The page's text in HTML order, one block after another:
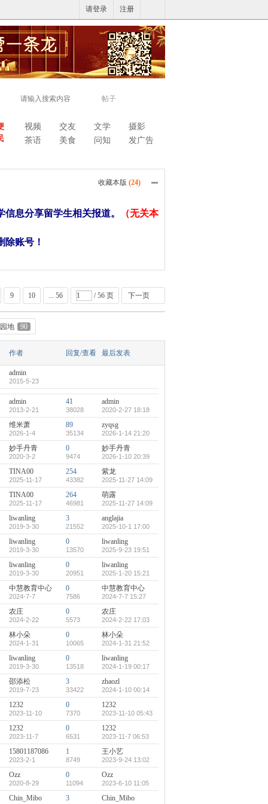
请登录 注册
帖子
视频 交友 文学
摄影
茶语
美食 问知 发广告
收藏本版 (24)
息分享留学生相关报道。 （无关本
账号！
9 10 ... 56 / 56 页 下一页
地 90
作者 回复/查看 最后发表
admin
2015-5-23
admin
2013-2-21
41
38028
admin
2020-2-27 18:18
维米萧
2026-1-4
89
35134
zyqsg
2026-1-14 21:20
妙手丹青
2020-3-2
0
9474
妙手丹青
2026-1-10 20:39
TINA00
2025-11-17
254
43382
紫龙
2025-11-27 14:09
TINA00
2025-11-17
264
46981
萌露
2025-11-27 14:09
liwanling
2019-3-30
3
21552
anglajia
2025-10-1 17:00
liwanling
2019-3-30
0
13570
liwanling
2025-9-23 19:51
liwanling
2019-3-30
0
20951
liwanling
2025-1-20 15:21
中慧教育中心
2024-7-7
0
7586
中慧教育中心
2024-7-7 15:27
农庄
2024-2-22
0
5573
农庄
2024-2-22 17:03
林小朵
2024-1-31
0
10065
林小朵
2024-1-31 21:52
liwanling
2019-3-30
0
13518
liwanling
2024-1-19 00:17
邵添松
2019-7-23
3
33422
zhaozl
2024-1-10 00:14
1232
2023-11-10
0
7370
1232
2023-11-10 05:43
1232
2023-11-7
0
6531
1232
2023-11-7 06:53
15801187086
2023-2-1
1
8749
王小艺
2023-9-24 13:02
Ozz
2020-8-29
0
11094
Ozz
2023-6-10 11:05
Chin_Mibo 3 Chin_Mibo